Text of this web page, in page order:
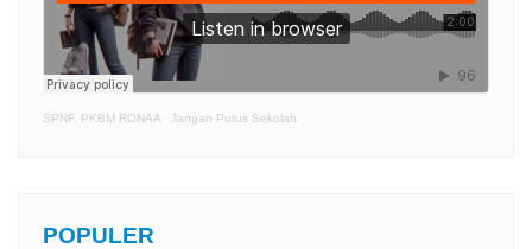
SPNF. PKBM RONAA · Jangan Putus Sekolah
POPULER